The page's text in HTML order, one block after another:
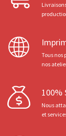
Tous nos
nos
100%
Nous
et